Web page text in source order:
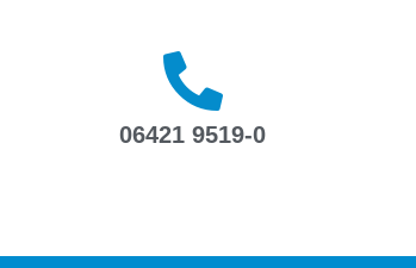
06421 9519-0